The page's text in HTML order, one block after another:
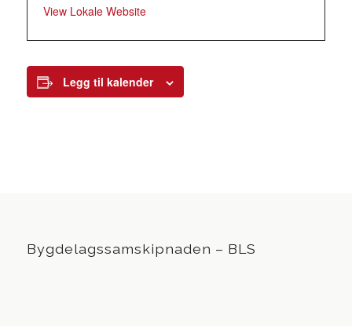
View Lokale Website
Legg til kalender
Bygdelagssamskipnaden – BLS